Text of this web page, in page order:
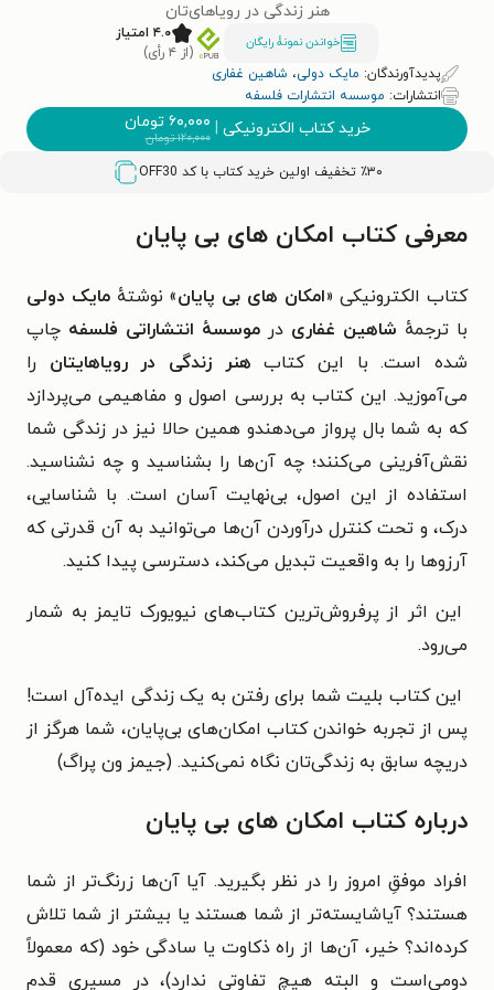
هنر‌ زندگی در‌ رویاهای‌تان
خواندن نمونۀ رایگان
۴.۰ امتیاز
(از ۴ رأی)
پدیدآورندگان: مایک دولی، شاهین غفاری
انتشارات: موسسه انتشارات فلسفه
خرید کتاب الکترونیکی | ۶۰,۰۰۰ تومان
۱۲۰,۰۰۰تومان
٪۳۰ تخفیف اولین خرید کتاب با کد OFF30
معرفی کتاب امکان های بی پایان
کتاب الکترونیکی «امکان های بی پایان» نوشتهٔمایک دولی
با ترجمهٔ شاهین غفاری در موسسهٔ انتشاراتی فلسفه چاپ
شده است. با این کتاب هنر‌ زندگی در‌ رویاهایتان را
می‌آموزید. این کتاب به بررسی اصول و مفاهیمی می‌پردازد
که به شما بال پرواز می‌دهندو همین حالا نیز در زندگی شما
نقش‌آفرینی می‌کنند؛ چه آن‌ها را بشناسید و چه نشناسید.
استفاده از این اصول، بی‌نهایت آسان است. با شناسایی،
درک، و تحت کنترل درآوردن آن‌ها می‌توانید به آن قدرتی که
آرزوها را به واقعیت تبدیل می‌کند، دسترسی پیدا کنید.
این اثر از پرفروش‌ترین کتاب‌های نیویورک تایمز به شمار
می‌رود.
این کتاب بلیت شما برای رفتن به یک زندگی ایده‌آل است!
پس از تجربه خواندن کتاب امکان‌های بی‌پایان، شما هرگز از
دریچه سابق به زندگی‌تان نگاه نمی‌کنید. (جیمز ون پراگ)
درباره کتاب امکان های بی پایان
افراد موفقِ امروز را در نظر بگیرید. آیا آن‌ها زرنگ‌تر از شما
هستند؟ آیاشایسته‌تر از شما هستند یا بیشتر از شما تلاش
کرده‌اند؟ خیر، آن‌ها از راه ذکاوت یا سادگی خود (که معمولاً
دومی‌است و البته هیچ تفاوتی ندارد)، در مسیری قدم